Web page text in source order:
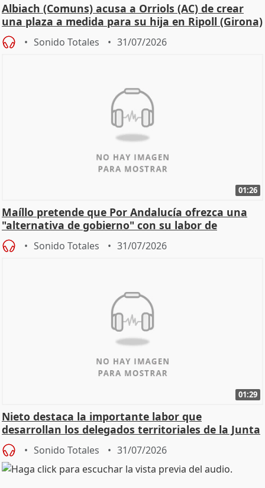
Albiach (Comuns) acusa a Orriols (AC) de crear
una plaza a medida para su hija en Ripoll (Girona)
Sonido Totales 31/07/2026
01:26
Maíllo pretende que Por Andalucía ofrezca una
"alternativa de gobierno" con su labor de
oposición
Sonido Totales 31/07/2026
01:29
Nieto destaca la importante labor que
desarrollan los delegados territoriales de la Junta
Sonido Totales 31/07/2026